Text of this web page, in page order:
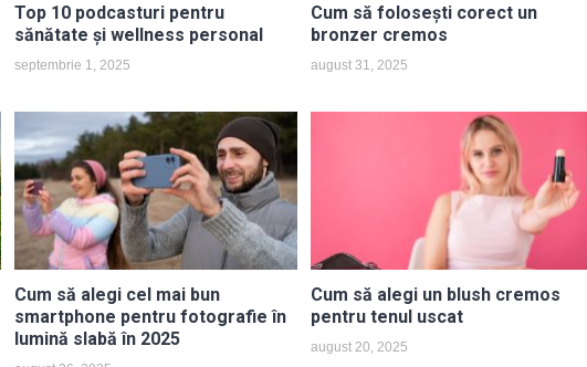
Top 10 podcasturi pentru
sănătate și wellness personal
septembrie 1, 2025
Cum să folosești corect un
bronzer cremos
august 31, 2025
Cum să alegi cel mai bun
smartphone pentru fotografie în
lumină slabă în 2025
Cum să alegi un blush cremos
pentru tenul uscat
august 20, 2025